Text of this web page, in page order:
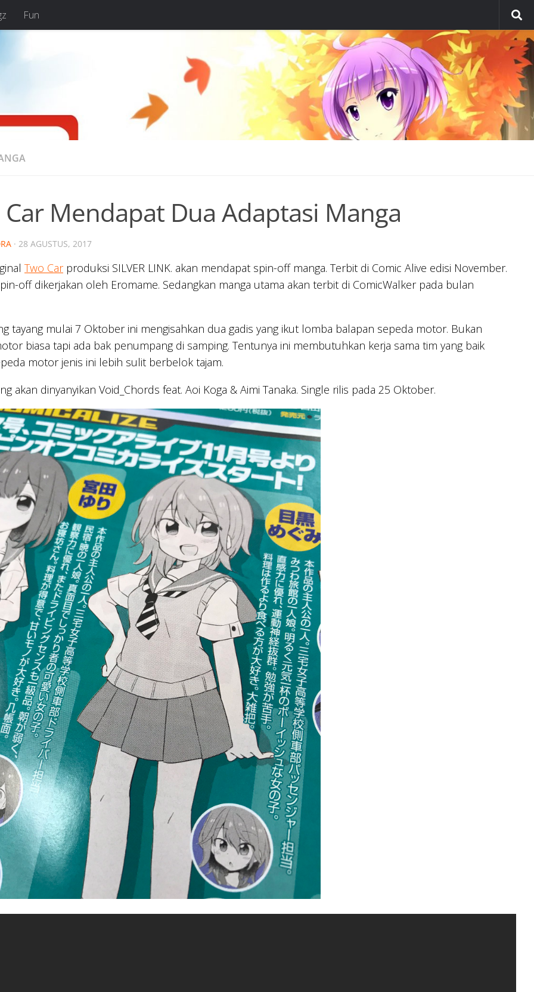
Fun
Mendapat Dua Adaptasi Manga
· 28 AGUSTUS, 2017
Two Carproduksi SILVER LINK. akan mendapat spin-off manga. Terbit di Comic Alive edisi November.
off dikerjakan oleh Eromame. Sedangkan manga utama akan terbit di ComicWalker pada bulan
tayang mulai 7 Oktober ini mengisahkan dua gadis yang ikut lomba balapan sepeda motor. Bukan
biasa tapi ada bak penumpang di samping. Tentunya ini membutuhkan kerja sama tim yang baik
motor jenis ini lebih sulit berbelok tajam.
akan dinyanyikan Void_Chords feat. Aoi Koga & Aimi Tanaka. Single rilis pada 25 Oktober.